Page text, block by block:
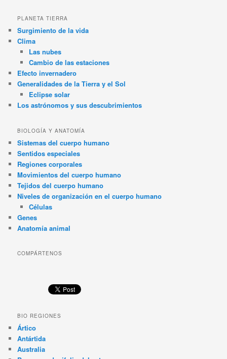
PLANETA TIERRA
Surgimiento de la vida
Clima
Las nubes
Cambio de las estaciones
Efecto invernadero
Generalidades de la Tierra y el Sol
Eclipse solar
Los astrónomos y sus descubrimientos
BIOLOGÍA Y ANATOMÍA
Sistemas del cuerpo humano
Sentidos especiales
Regiones corporales
Movimientos del cuerpo humano
Tejidos del cuerpo humano
Niveles de organización en el cuerpo humano
Células
Genes
Anatomía animal
COMPÁRTENOS
BIO REGIONES
Ártico
Antártida
Australia